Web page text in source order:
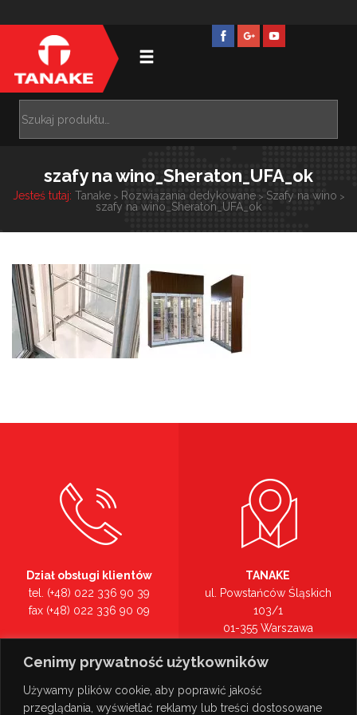
Cenimy prywatność użytkowników
Używamy plików cookie, aby poprawić jakość
przeglądania, wyświetlać reklamy lub treści dostosowane
szafy na wino_Sheraton_UFA_ok
Jesteś tutaj: Tanake> Rozwiązania dedykowane> Szafy na wino >
szafy na wino_Sheraton_UFA_ok
Dział obsługi klientów
tel. (+48) 022 336 90 39
fax (+48) 022 336 90 09
tel. (+48) 022 336 90 00
TANAKE
ul. Powstańców Śląskich
103/1
01-355 Warszawa
Zobacz na mapie >